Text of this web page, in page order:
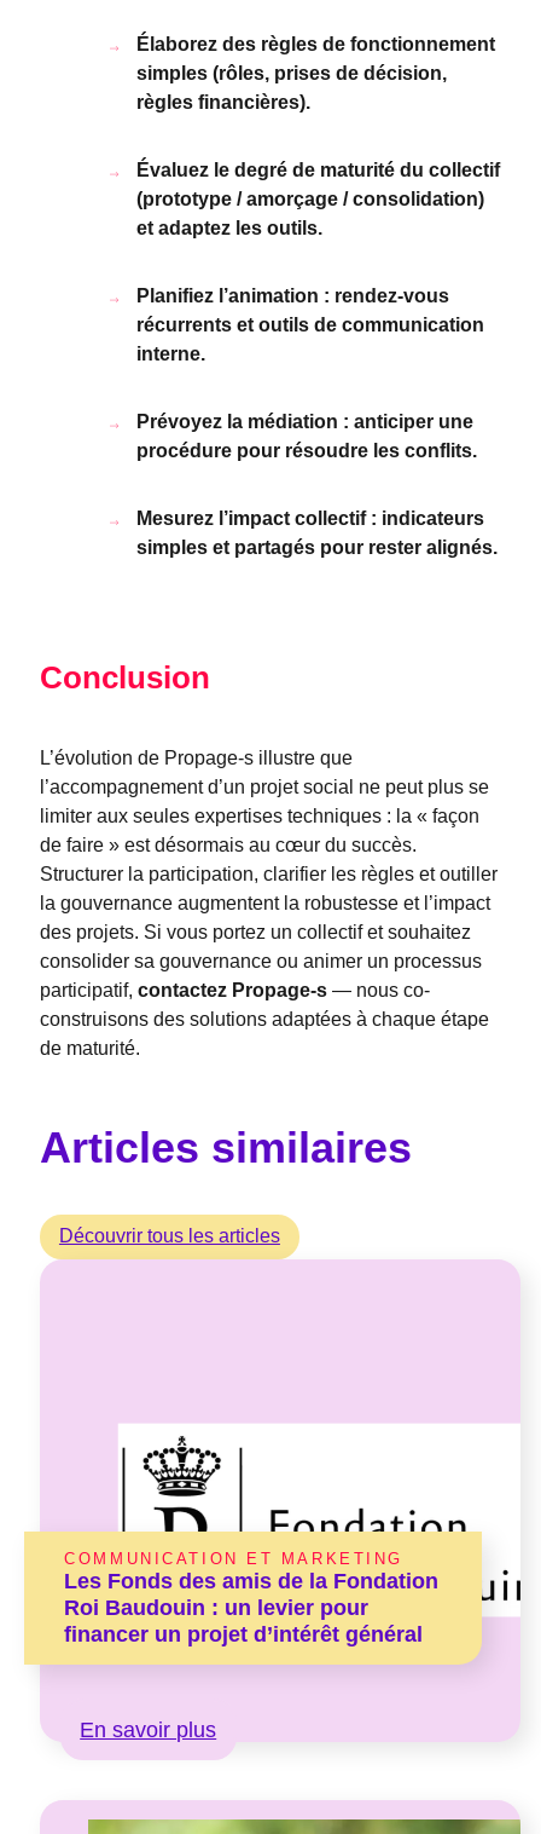
Élaborez des règles de fonctionnement
simples (rôles, prises de décision,
règles financières).
Évaluez le degré de maturité du collectif
(prototype / amorçage / consolidation)
et adaptez les outils.
Planifiez l’animation : rendez-vous
récurrents et outils de communication
interne.
Prévoyez la médiation : anticiper une
procédure pour résoudre les conflits.
Mesurez l’impact collectif : indicateurs
simples et partagés pour rester alignés.
Conclusion
L’évolution de Propage-s illustre que
l’accompagnement d’un projet social ne peut plus se
limiter aux seules expertises techniques : la « façon
de faire » est désormais au cœur du succès.
Structurer la participation, clarifier les règles et outiller
la gouvernance augmentent la robustesse et l’impact
des projets. Si vous portez un collectif et souhaitez
consolider sa gouvernance ou animer un processus
participatif, contactez Propage-s— nous co-
construisons des solutions adaptées à chaque étape
de maturité.
Articles similaires
Découvrir tous les articles
COMMUNICATION ET MARKETING
Les Fonds des amis de la Fondation
Roi Baudouin : un levier pour
financer un projet d’intérêt général
En savoir plus